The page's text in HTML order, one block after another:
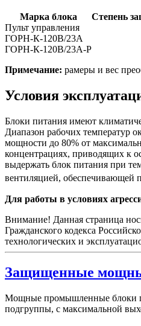
Марка блока Степень
Пульт управления
ГОРН-К-120В/23А
ГОРН-К-120В/23А-Р
Примечание: рамеры и вес
Условия
Блоки питания имеют
Диапазон рабочих температур
мощности до 80% от
концентрациях, приводящих к
выдержать блок питания при
вентиляцией, обеспечивающей
Для работы в условиях
Внимание! Данная страница
Гражданского кодекса
технологических и
Защищенные
Мощные промышленные блоки
подгруппы, с максимальной